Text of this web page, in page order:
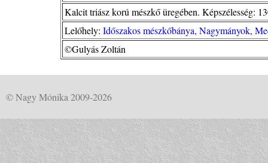
Kalcit triász korú mészkő üregében. Képszélesség:
Lelőhely: Időszakos mészkőbánya, Nagymányok,
©Gulyás Zoltán
© Nagy Mónika 2009-2026